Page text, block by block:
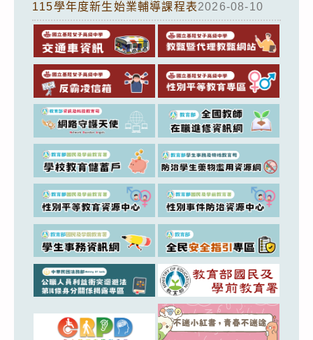
115學年度新生始業輔導課程表2026-08-10